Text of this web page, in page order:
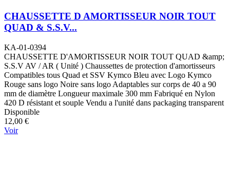
CHAUSSETTE D AMORTISSEUR NOIR TOUT
QUAD & S.S.V...
KA-01-0394
CHAUSSETTE D'AMORTISSEUR NOIR TOUT QUAD &amp;
S.S.V AV / AR ( Unité ) Chaussettes de protection d'amortisseurs
Compatibles tous Quad et SSV Kymco Bleu avec Logo Kymco
Rouge sans logo Noire sans logo Adaptables sur corps de 40 a 90
mm de diamètre Longueur maximale 300 mm Fabriqué en Nylon
420 D résistant et souple Vendu a l'unité dans packaging transparent
Disponible
12,00 €
Voir